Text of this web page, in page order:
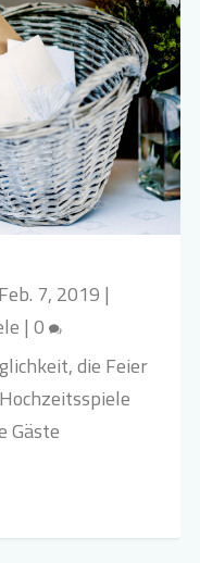
Feb. 7, 2019 |
|0
die Feier
Gäste